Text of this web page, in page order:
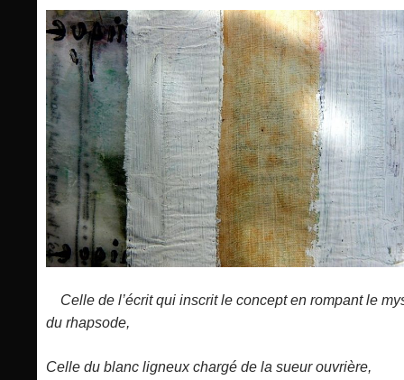
Celle de l’écrit qui inscrit le concept en rompant le
du rhapsode,
Celle du blanc ligneux chargé de la sueur ouvrière,